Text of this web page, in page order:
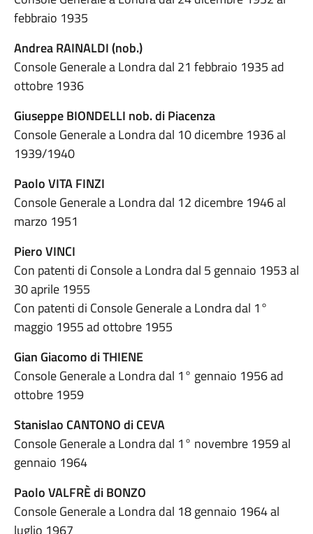
febbraio 1935
Andrea RAINALDI (nob.)
Console Generale a Londra dal 21 febbraio 1935 ad
ottobre 1936
Giuseppe BIONDELLI nob. di Piacenza
Console Generale a Londra dal 10 dicembre 1936 al
1939/1940
Paolo VITA FINZI
Console Generale a Londra dal 12 dicembre 1946 al
marzo 1951
Piero VINCI
Con patenti di Console a Londra dal 5 gennaio 1953 al
30 aprile 1955
Con patenti di Console Generale a Londra dal 1°
maggio 1955 ad ottobre 1955
Gian Giacomo di THIENE
Console Generale a Londra dal 1° gennaio 1956 ad
ottobre 1959
Stanislao CANTONO di CEVA
Console Generale a Londra dal 1° novembre 1959 al
gennaio 1964
Paolo VALFRÈ di BONZO
Console Generale a Londra dal 18 gennaio 1964 al
luglio 1967